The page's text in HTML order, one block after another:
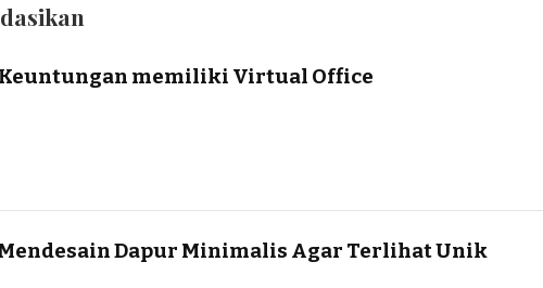
memiliki Virtual Office
Dapur Minimalis Agar Terlihat Unik